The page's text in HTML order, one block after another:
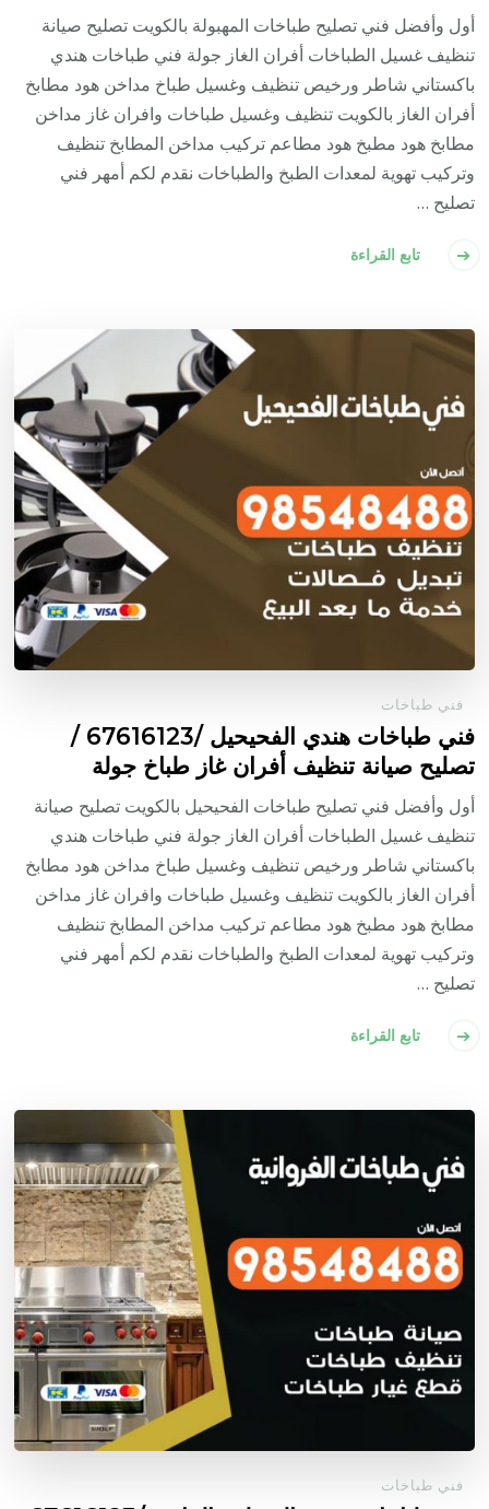
أول وأفضل فني تصليح طباخات المهبولة بالكويت تصليح صيانة
تنظيف غسيل الطباخات أفران الغاز جولة فني طباخات هندي
باكستاني شاطر ورخيص تنظيف وغسيل طباخ مداخن هود مطابخ
أفران الغاز بالكويت تنظيف وغسيل طباخات وافران غاز مداخن
مطابخ هود مطبخ هود مطاعم تركيب مداخن المطابخ تنظيف
وتركيب تهوية لمعدات الطبخ والطباخات نقدم لكم أمهر فني
تصليح …
تابع القراءة
فني طباخات
فني طباخات هندي الفحيحيل /67616123 /
تصليح صيانة تنظيف أفران غاز طباخ جولة
أول وأفضل فني تصليح طباخات الفحيحيل بالكويت تصليح صيانة
تنظيف غسيل الطباخات أفران الغاز جولة فني طباخات هندي
باكستاني شاطر ورخيص تنظيف وغسيل طباخ مداخن هود مطابخ
أفران الغاز بالكويت تنظيف وغسيل طباخات وافران غاز مداخن
مطابخ هود مطبخ هود مطاعم تركيب مداخن المطابخ تنظيف
وتركيب تهوية لمعدات الطبخ والطباخات نقدم لكم أمهر فني
تصليح …
تابع القراءة
فني طباخات